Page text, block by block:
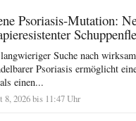
Psoriasis-Mutation:
Suche nach
Psoriasis ermöglicht
einen...
8, 2026 bis 11:47 Uhr